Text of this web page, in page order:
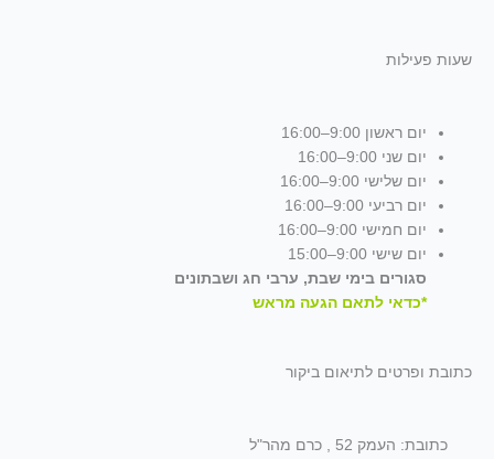
שעות פעילות
יום ראשון 9:00–16:00
יום שני 9:00–16:00
יום שלישי 9:00–16:00
יום רביעי 9:00–16:00
יום חמישי 9:00–16:00
יום שישי 9:00–15:00
סגורים בימי שבת, ערבי חג ושבתונים
*כדאי לתאם הגעה מראש
כתובת ופרטים לתיאום ביקור
כתובת: העמק 52 , כרם מהר"ל